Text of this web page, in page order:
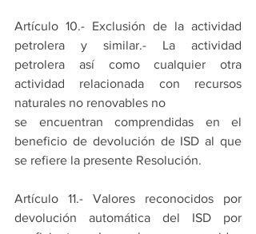
Artículo 10.- Exclusión de la actividad
petrolera y similar.- La actividad
petrolera así como cualquier otra
actividad relacionada con recursos
naturales no renovables no
se encuentran comprendidas en el
beneficio de devolución de ISD al que
se refiere la presente Resolución.
Artículo 11.- Valores reconocidos por
devolución automática del ISD por